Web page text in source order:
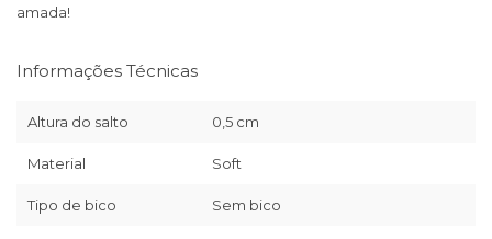
amada!
Informações Técnicas
Altura do salto 0,5 cm
Material Soft
Tipo de bico Sem bico